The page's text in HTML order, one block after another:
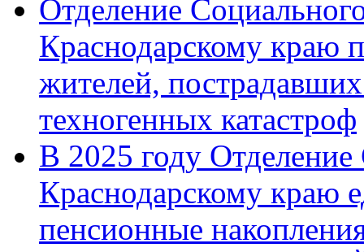
Отделение
Краснодарскому краю
жителей,
техногенных катастроф
В 2025 году
Краснодарскому краю
пенсионные